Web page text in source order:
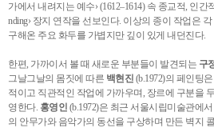
가에서 내려지는 예수› (1612–1614) 속 종교적, 인간
nding› 장지 연작을 선보인다. 이상의 종이 작업은
구해온 주요 화두를 가볍지만 깊이 있게 내던진다.
한편, 가까이서 볼 때 새로운 부분들이 발견되는 구
그날그날의 몸짓에 따른 백현진 (b.1972)의 페인팅
적이고 직관적인 작업에 가까우며, 장르에 구분을
영한다. 홍영인 (b.1972)은 최근 서울시립미술관에
의 안무가와 음악가의 동선을 구상하며 만든 벽지